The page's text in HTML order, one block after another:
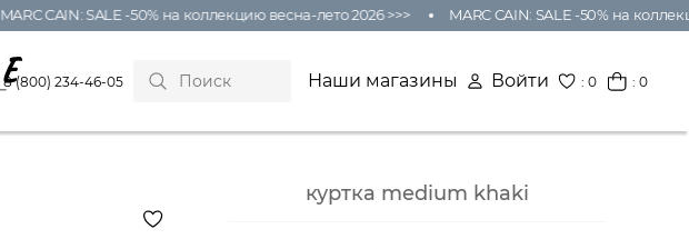
MARC CAIN: SALE -50% на коллекцию весна-лето 2026 >>> MARC CAIN: SALE -50% на
8 (800) 234-46-05 Наши магазины Войти :0 : 0
куртка medium khaki